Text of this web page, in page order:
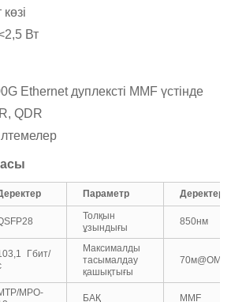
Вт
Ethernet дуплексті MMF үстінде
QDR
Параметр
Деректер
Толқын
ұзындығы
850нм
Гбит/
Максималды
тасымалдау
қашықтығы
MPO-
БАҚ MMF